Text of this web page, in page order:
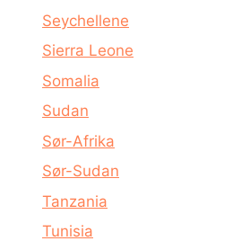
Seychellene
Sierra Leone
Somalia
Sudan
Sør-Afrika
Sør-Sudan
Tanzania
Tunisia